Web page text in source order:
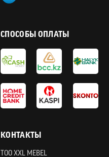
СПОСОБЫ ОПЛАТЫ
КОНТАКТЫ
ТOO XXL MEBEL